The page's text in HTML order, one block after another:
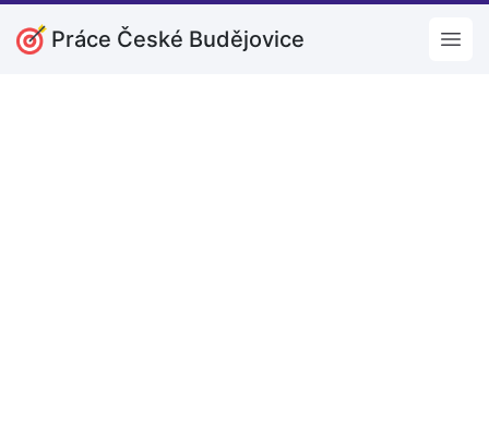
Práce České Budějovice